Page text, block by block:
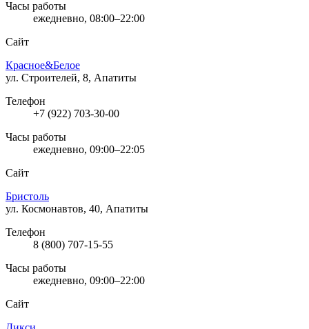
Часы работы
ежедневно, 08:00–22:00
Сайт
Красное&Белое
ул. Строителей, 8, Апатиты
Телефон
+7 (922) 703-30-00
Часы работы
ежедневно, 09:00–22:05
Сайт
Бристоль
ул. Космонавтов, 40, Апатиты
Телефон
8 (800) 707-15-55
Часы работы
ежедневно, 09:00–22:00
Сайт